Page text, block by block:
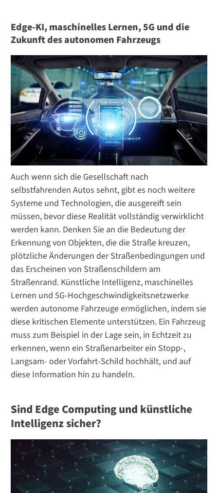
Edge-KI, maschinelles Lernen, 5G und die
Zukunft des autonomen Fahrzeugs
Auch wenn sich die Gesellschaft nach
selbstfahrenden Autos sehnt, gibt es noch weitere
Systeme und Technologien, die ausgereift sein
müssen, bevor diese Realität vollständig verwirklicht
werden kann. Denken Sie an die Bedeutung der
Erkennung von Objekten, die die Straße kreuzen,
plötzliche Änderungen der Straßenbedingungen und
das Erscheinen von Straßenschildern am
Straßenrand. Künstliche Intelligenz, maschinelles
Lernen und 5G-Hochgeschwindigkeitsnetzwerke
werden autonome Fahrzeuge ermöglichen, indem sie
diese kritischen Elemente unterstützen. Ein Fahrzeug
muss zum Beispiel in der Lage sein, in Echtzeit zu
erkennen, wenn ein Straßenarbeiter ein Stopp-,
Langsam- oder Vorfahrt-Schild hochhält, und auf
diese Information hin zu handeln.
Sind Edge Computing und künstliche
Intelligenz sicher?